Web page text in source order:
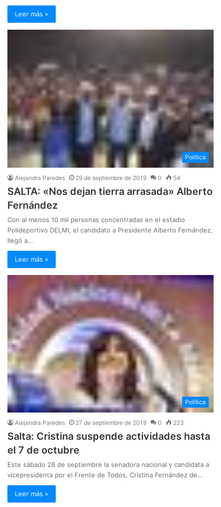
Leer más »
Política
Alejandra Paredes 29 de septiembre de 2019 0 54
SALTA: «Nos dejan tierra arrasada» Alberto
Fernández
Con al menos 10 mil personas concentradas en el estadio
Polideportivo DELMI, el candidato a Presidente Alberto Fernández,
llegó a…
Leer más »
Política
Alejandra Paredes 27 de septiembre de 2019 0 223
Salta: Cristina suspende actividades hasta
el 7 de octubre
Este sábado 28 de septiembre la senadora nacional y candidata a
vicepresidenta por el Frente de Todos, Cristina Fernández de…
Leer más »